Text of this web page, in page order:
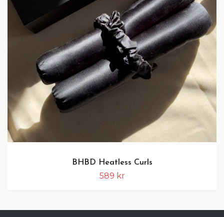
BHBD Heatless Curls
589 kr